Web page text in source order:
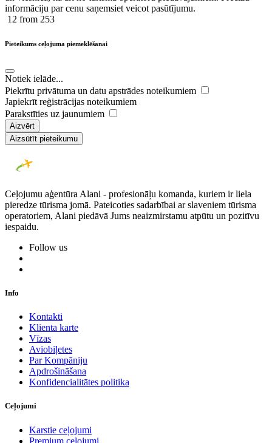
informāciju par cenu saņemsiet veicot pasūtījumu.
12 from 253
Pieteikums ceļojuma piemeklēšanai
Notiek ielāde...
Piekrītu privātuma un datu apstrādes noteikumiem
Japiekrīt reģistrācijas noteikumiem
Parakstīties uz jaunumiem
Aizvērt
Aizsūtīt pieteikumu
Ceļojumu aģentūra Alani - profesionāļu komanda, kuriem ir liela
pieredze tūrisma jomā. Pateicoties sadarbībai ar slaveniem tūrisma
operatoriem, Alani piedāvā Jums neaizmirstamu atpūtu un pozitīvu
iespaidu.
Follow us
Info
Kontakti
Klienta karte
Vīzas
Aviobiļetes
Par Kompāniju
Apdrošināšana
Konfidencialitātes politika
Ceļojumi
Karstie ceļojumi
Premium ceļojumi